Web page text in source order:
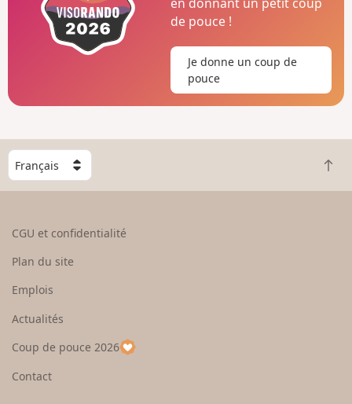
de pouce !
Je donne un coup de
pouce
C
h
o
e
u
p
a
R
e
CGU et confidentialité
Plan du site
Emplois
Actualités
Coup de pouce 2026
Contact